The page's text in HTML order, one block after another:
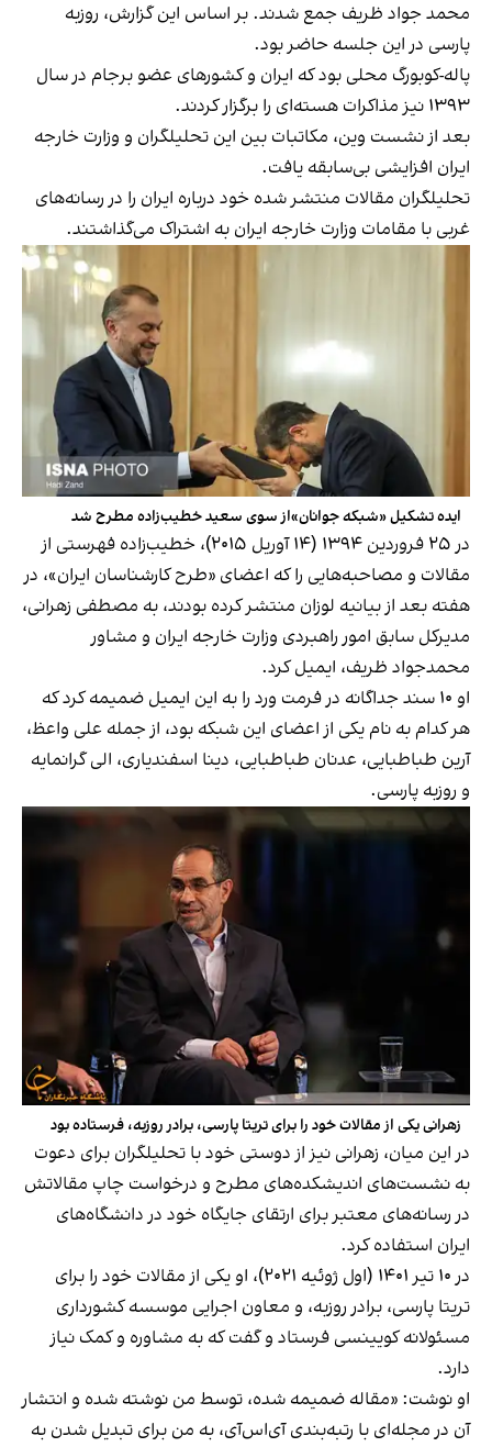
محمد جواد ظریف جمع شدند. بر اساس این گزارش، روزبه
پارسی در این جلسه حاضر بود.
پاله-کوبورگ محلی بود که ایران و کشورهای عضو برجام در سال
۱۳۹۳ نیز مذاکرات هسته‌ای را برگزار کردند.
بعد از نشست وین، مکاتبات بین این تحلیلگران و وزارت خارجه
ایران افزایشی بی‌سابقه یافت.
تحلیلگران مقالات منتشر شده خود درباره ایران را در رسانه‌های
غربی با مقامات وزارت خارجه ایران به اشتراک می‌گذاشتند.
ایده تشکیل «شبکه جوانان»از سوی سعید خطیب‌زاده مطرح شد
در ۲۵ فروردین ۱۳۹۴ (۱۴ آوریل ۲۰۱۵)، خطیب‌زاده فهرستی از
مقالات و مصاحبه‌هایی را که اعضای «طرح کارشناسان ایران»، در
هفته بعد از بیانیه لوزان منتشر کرده بودند، به مصطفی زهرانی،
مدیرکل سابق امور راهبردی وزارت خارجه ایران و مشاور
محمدجواد ظریف، ایمیل کرد.
او ۱۰ سند جداگانه در فرمت ورد را به این ایمیل ضمیمه کرد که
هر کدام به نام یکی از اعضای این شبکه بود، از جمله علی واعظ،
آرین طباطبایی، عدنان طباطبایی، دینا اسفندیاری، الی گرانمایه
و روزبه پارسی.
زهرانی یکی از مقالات خود را برای تریتا پارسی، برادر روزبه، فرستاده بود
در این میان، زهرانی نیز از دوستی خود با تحلیلگران برای دعوت
به نشست‌های اندیشکده‌های مطرح و درخواست چاپ مقالاتش
در رسانه‌های معتبر برای ارتقای جایگاه خود در دانشگاه‌های
ایران استفاده کرد.
در ۱۰ تیر ۱۴۰۱ (اول ژوئیه ۲۰۲۱)، او یکی از مقالات خود را برای
تریتا پارسی، برادر روزبه، و معاون اجرایی موسسه کشورداری
مسئولانه کویینسی فرستاد و گفت که به مشاوره و کمک نیاز
دارد.
او نوشت: «مقاله ضمیمه‌ شده، توسط من نوشته شده و انتشار
آن در مجله‌ای با رتبه‌بندی آی‌اس‌آی، به من برای تبدیل شدن به